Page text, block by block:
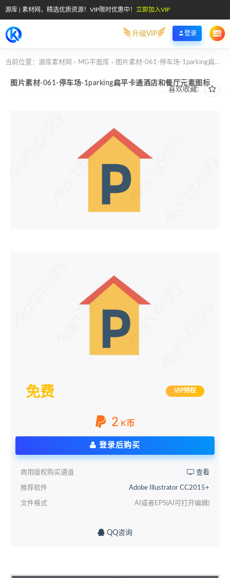
源库 | 素材网，精选优质资源！VIP限时优惠中！ 立即加入VIP
升级VIP 登录
当前位置： 源库素材网 > MG平面库 > 图片素材-061-停车场-1parking扁平卡通酒店和餐厅元素图标
喜欢收藏:
图片素材-061-停车场-1parking扁平卡通酒店和餐厅元素图标
免费 VIP特权
2 K币
登录后购买
商用版权购买通道 查看
推荐软件 Adobe Illustrator CC2015+
文件格式 AI或者EPS(AI可打开编辑)
QQ咨询